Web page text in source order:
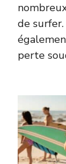
de
perte